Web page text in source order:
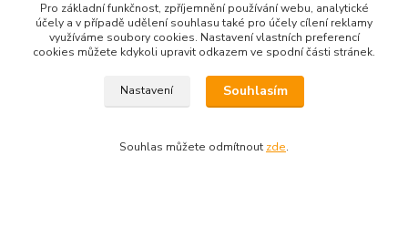
Zboží zařazeno v kategoriích
Pro základní funkčnost, zpříjemnění používání webu, analytické
účely a v případě udělení souhlasu také pro účely cílení reklamy
využíváme soubory cookies. Nastavení vlastních preferencí
cookies můžete kdykoli upravit odkazem ve spodní části stránek.
Nastavení Souhlasím
Souhlas můžete odmítnout zde.